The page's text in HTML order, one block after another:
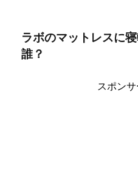
ラボのマットレスに
誰？
スポン